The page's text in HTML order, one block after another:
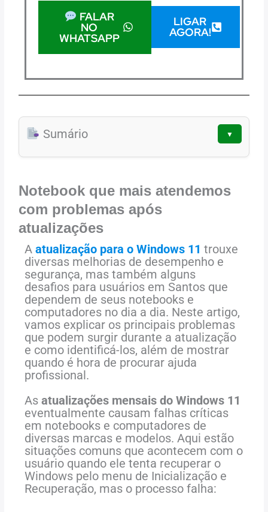
FALAR
NO
WHATSAPP
LIGAR
AGORA!
Sumário ▼
Notebook que mais atendemos
com problemas após
atualizações
Aatualização para o Windows 11 trouxe
diversas melhorias de desempenho e
segurança, mas também alguns
desafios para usuários em Santos que
dependem de seus notebooks e
computadores no dia a dia. Neste artigo,
vamos explicar os principais problemas
que podem surgir durante a atualização
e como identificá-los, além de mostrar
quando é hora de procurar ajuda
profissional.
Asatualizações mensais do Windows 11
eventualmente causam falhas críticas
em notebooks e computadores de
diversas marcas e modelos. Aqui estão
situações comuns que acontecem com o
usuário quando ele tenta recuperar o
Windows pelo menu de Inicialização e
Recuperação, mas o processo falha: